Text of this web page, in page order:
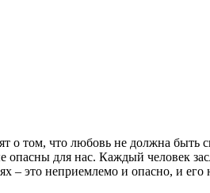
о том, что любовь не должна быть
опасны для нас. Каждый человек
это неприемлемо и опасно, и его